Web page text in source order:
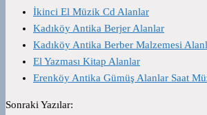
İkinci El Müzik Cd Alanlar
Kadıköy Antika Berjer Alanlar
Kadıköy Antika Berber Malzemesi
El Yazması Kitap Alanlar
Erenköy Antika Gümüş Alanlar Saat
Sonraki Yazılar: